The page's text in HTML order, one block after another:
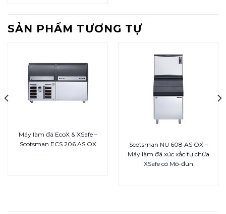
SẢN PHẨM TƯƠNG TỰ
Máy làm đá EcoX & XSafe –
Scotsman ECS 206 AS OX
Scotsman NU 608 AS OX –
Máy làm đá xúc xắc tự chứa
XSafe có Mô-đun